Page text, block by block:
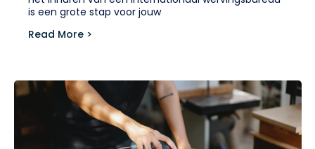
is een grote stap voor jouw
Read More >